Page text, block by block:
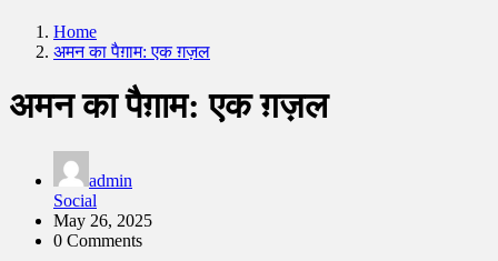
Home
अमन का पैग़ाम: एक ग़ज़ल
अमन का पैग़ाम: एक ग़ज़ल
admin
Social
May 26, 2025
0 Comments